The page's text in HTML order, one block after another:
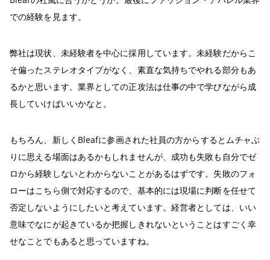
での経験を見ます。
弊社は現状、未経験者を中心に採用しています。未経験だからこ
そ偏ったステレオタイプがなく、素直な気持ちでやれる部分もあ
るかと思います。業界としての正攻法は仕事の中で学びながら成
長していけばいいかなと。
もちろん、新しくBleafに参画された社員の方からするとムチャぶ
りに思える場面はあるかもしれませんが、成功も失敗も自分でゼ
ロから経験しないとわからないことがあるはずです。失敗のフォ
ローはこちら側で対応するので、基本的には現場に判断を任せて
否定しないようにしたいと考えています。経営者としては、いい
意味でなにが起きているか把握しきれないということはすごく幸
せなことでもあると思っていますね。